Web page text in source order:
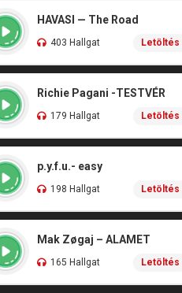
HAVASI — The Road
403 Hallgat Letöltés
Richie Pagani -TESTVÉR
179 Hallgat Letöltés
p.y.f.u.- easy
198 Hallgat Letöltés
Mak Zøgaj – ALAMET
165 Hallgat Letöltés